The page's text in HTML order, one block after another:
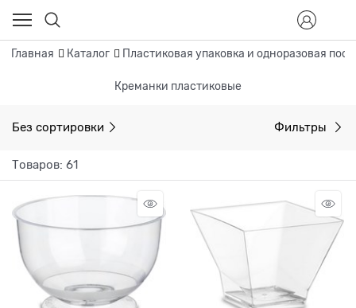
Главная Каталог Пластиковая упаковка и одноразовая
Креманки пластиковые
Без сортировки Фильтры
Товаров: 61